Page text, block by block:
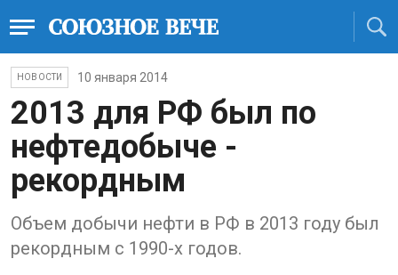
НОВОСТИ 10 января 2014
2013 для РФ был по
нефтедобыче -
рекордным
Объем добычи нефти в РФ в 2013 году был
рекордным с 1990-х годов.